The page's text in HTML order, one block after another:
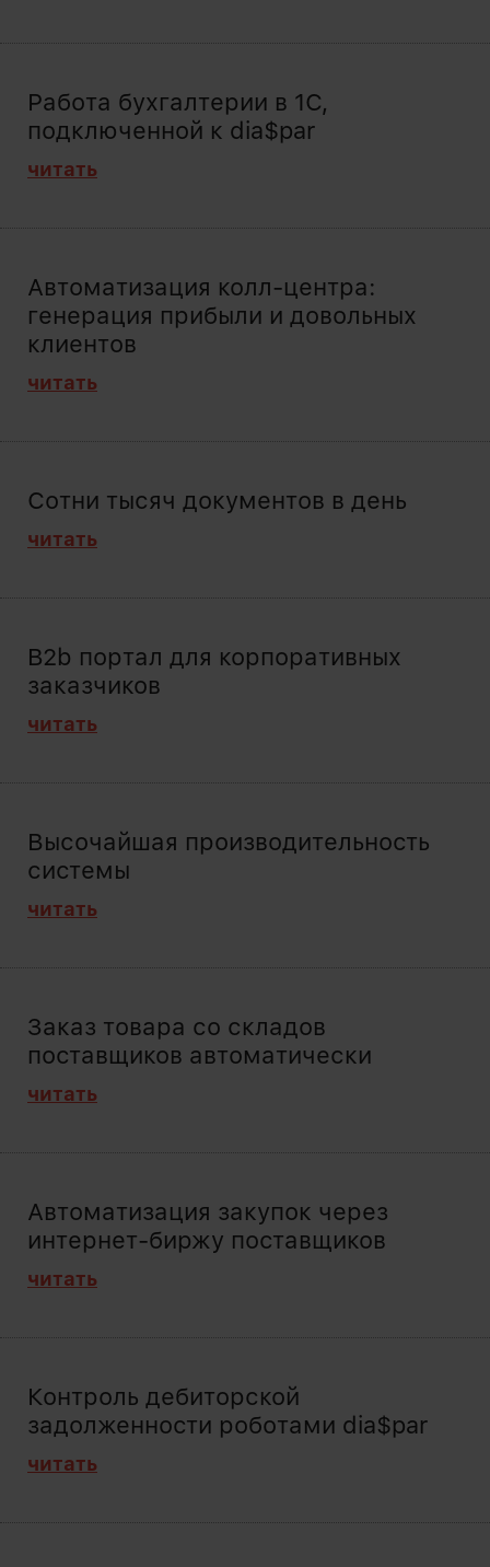
Работа бухгалтерии в 1С,
подключенной к dia$par
читать
Автоматизация колл-центра:
генерация прибыли и довольных
клиентов
читать
Сотни тысяч документов в день
читать
B2b портал для корпоративных
заказчиков
читать
Высочайшая производительность
системы
читать
Заказ товара со складов
поставщиков автоматически
читать
Автоматизация закупок через
интернет-биржу поставщиков
читать
Контроль дебиторской
задолженности роботами dia$par
читать